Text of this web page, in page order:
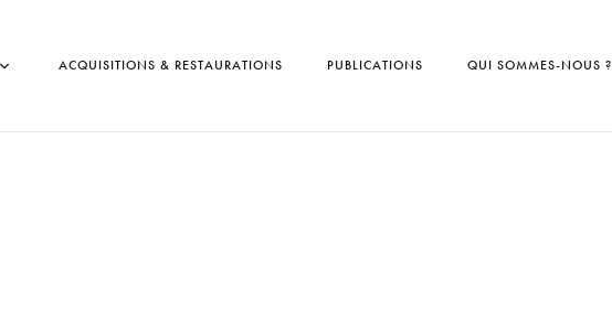
ACQUISITIONS & RESTAURATIONS PUBLICATIONS QUI SOMMES-NOUS ?